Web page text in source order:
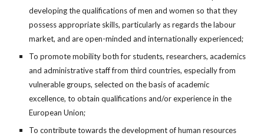
developing the qualifications of men and women so that they
possess appropriate skills, particularly as regards the labour
market, and are open-minded and internationally experienced;
To promote mobility both for students, researchers, academics
and administrative staff from third countries, especially from
vulnerable groups, selected on the basis of academic
excellence, to obtain qualifications and/or experience in the
European Union;
To contribute towards the development of human resources